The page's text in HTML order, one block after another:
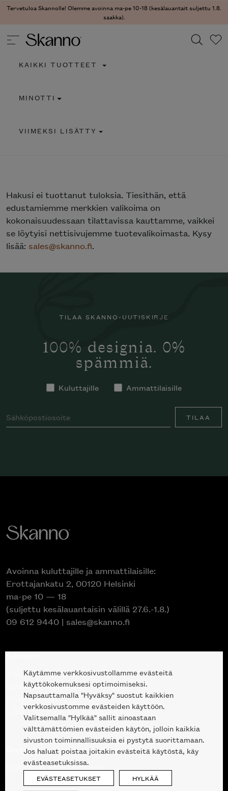
Tervetuloa Skannolle! Olemme avoinna ma-pe 10-18 (kesälauantait suljettu 1.8.
saakka).
Type 2 or more characters for results.
KAIKKI TUOTTEET
MINOTTI
VIIMEKSI LISÄTTY
Hakusi ei tuottanut tuloksia. Tiesithän, että
edustamiemme merkkien valikoima on
kokonaisuudessaan tilattavissa kauttamme, vaikkei
se löytyisi nettisivujemme tuotevalikoimasta. Kysy
lisää: sales@skanno.fi.
TILAA SKANNO-UUTISKIRJE
100% designia. 0%
spämmiä.
Kuluttajille Ammattilaisille
TILAA
Avoinna kuluttajille ja ammattilaisille:
Erottajankatu 2, 00120 Helsinki
ma-pe 10 — 18
(suljettu kesälauantaisin välillä 27.6.-1.8.)
09 612 9440 | sales@skanno.fi
Skanno
Tuotteet
Suunnittelupalvelu
Projektimyynti
Liike Helsingin keskustassa
Outlet
Poistuvat mallikappaleet
Käytämme verkkosivustollamme evästeitä
käyttökokemuksesi optimoimiseksi.
Napsauttamalla "Hyväksy" suostut kaikkien
verkkosivustomme evästeiden käyttöön.
Valitsemalla "Hylkää" sallit ainoastaan
välttämättömien evästeiden käytön, jolloin kaikkia
sivuston toiminnallisuuksia ei pystytä suorittamaan.
Jos haluat poistaa joitakin evästeitä käytöstä, käy
evästeasetuksissa.
EVÄSTEASETUKSET HYLKÄÄ